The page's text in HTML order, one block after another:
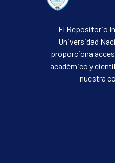
El Repositorio
Universidad
proporciona
académico y
nuestra